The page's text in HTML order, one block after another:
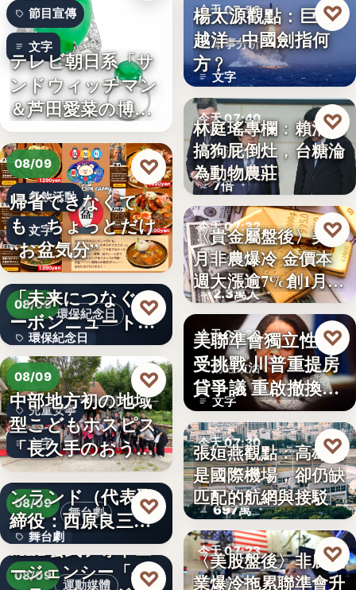
節目宣傳
文字
テレビ朝日系「サ
ンドウィッチマン
＆芦田愛菜の博士
ちゃん」…
08/09
餐飲活動
文字
帰省できなくて
も、ちょっとだけ
“お盆気分”
♡
環保紀念日
08/09
環保紀念日
文字
日本JC、9月3日を
「未来につなぐカ
ーボンニュートラ
ルの…
♡
08/09
兒童安寧
文字
中部地方初の地域
型こどもホスピス
「長久手のおう
ち」が愛知…
♡
舞台劇
08/09
舞台劇
文字
株式会社青山メイ
ンランド（代表取
締役：西原良三）
特別協賛…
♡
運動媒體
08/09
MLB公式フォトエ
ージェンシー「ゲ♡
今天 07:50
軍事分析
文字
楊太源觀點：巨浪
越洋─中國劍指何
方﹖
♡
今天 07:40
政治食安
7倍
林庭瑤專欄：賴清德
搞狗屁倒灶，台糖淪
為動物農莊
♡
今天 07:32
貴金屬
2.3萬人
〈貴金屬盤後〉美7
月非農爆冷 金價本
週大漲逾7%創1月
來…
♡
今天 07:30
財經政治
文字
美聯準會獨立性再
受挑戰 川普重提房
貸爭議 重啟撤換庫
克程…
♡
今天 07:30
航空政策
697萬
張姮燕觀點：高雄已
是國際機場，卻仍缺
匹配的航網與接駁
♡
今天 07:23
美股財經
〈美股盤後〉非農就
業爆冷拖累聯準會升
♡